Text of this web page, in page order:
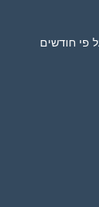
פי חודשים